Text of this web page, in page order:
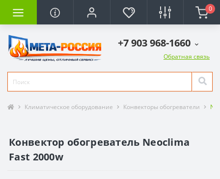
0
+7 903 968-1660
Обратная связь
Климатическое оборудование Конвекторы обогреватели
Конвектор обогреватель Neoclima
Fast 2000w